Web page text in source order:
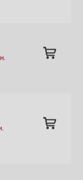
ADD
TO
ADD
TO